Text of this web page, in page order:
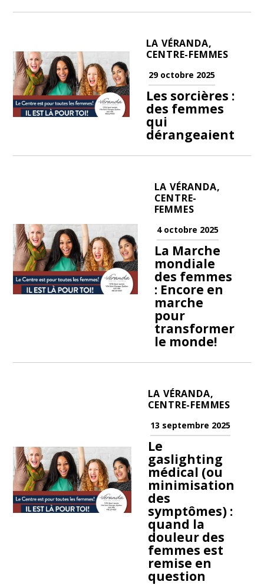
LA VÉRANDA,
CENTRE-FEMMES
29 octobre 2025
Les sorcières :
des femmes
qui
dérangeaient
LA VÉRANDA,
CENTRE-
FEMMES
4 octobre 2025
La Marche
mondiale
des femmes
: Encore en
marche
pour
transformer
le monde!
LA VÉRANDA,
CENTRE-FEMMES
13 septembre 2025
Le
gaslighting
médical (ou
minimisation
des
symptômes) :
quand la
douleur des
femmes est
remise en
question